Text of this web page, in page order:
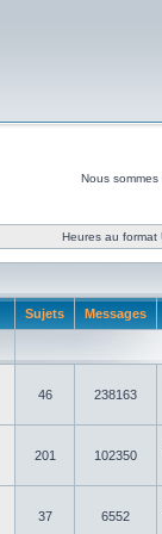
Nous
Heures au format
Sujets Messages
46 238163
201 102350
37 6552